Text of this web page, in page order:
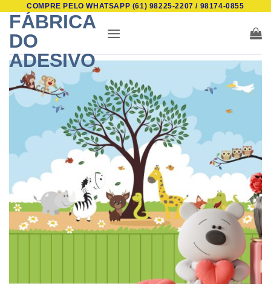
content
COMPRE PELO WHATSAPP (61) 98225-2207 / 98174-0855
FÁBRICA
DO
ADESIVO